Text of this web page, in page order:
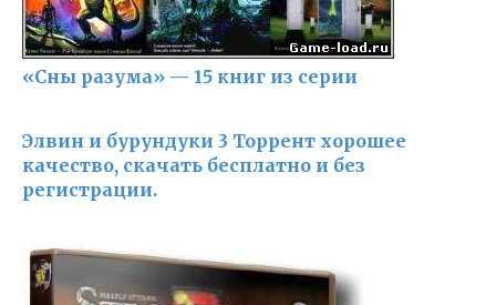
«Сны разума» — 15 книг из серии
Элвин и бурундуки 3 Торрент хорошее
качество, скачать бесплатно и без
регистрации.